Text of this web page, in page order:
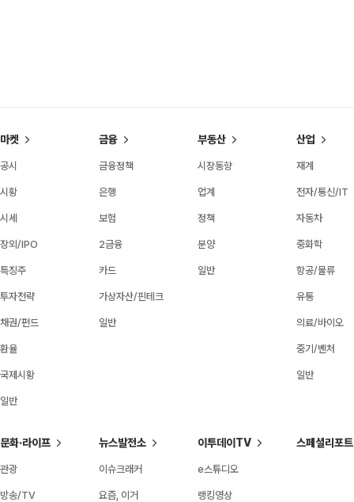
마켓
공시
시황
시세
장외/IPO
특징주
투자전략
채권/펀드
환율
국제시황
일반
금융
금융정책
은행
보험
2금융
카드
가상자산/핀테크
일반
부동산
시장동향
업계
정책
분양
일반
산업
재계
전자/통신/IT
자동차
중화학
항공/물류
유통
의료/바이오
중기/벤처
일반
문화·라이프
관광
방송/TV
뉴스발전소
이슈크래커
요즘, 이거
이투데이TV
e스튜디오
랭킹영상
스페셜리포트